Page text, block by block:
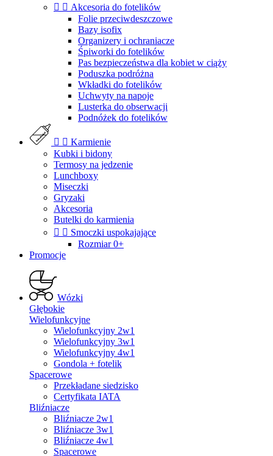
  Akcesoria do fotelików
Folie przeciwdeszczowe
Bazy isofix
Organizery i ochraniacze
Śpiworki do fotelików
Pas bezpieczeństwa dla kobiet w ciąży
Poduszka podróżna
Wkładki do fotelików
Uchwyty na napoje
Lusterka do obserwacji
Podnóżek do fotelików
  Karmienie
Kubki i bidony
Termosy na jedzenie
Lunchboxy
Miseczki
Gryzaki
Akcesoria
Butelki do karmienia
  Smoczki uspokajające
Rozmiar 0+
Promocje
Wózki
Głębokie
Wielofunkcyjne
Wielofunkcyjny 2w1
Wielofunkcyjny 3w1
Wielofunkcyjny 4w1
Gondola + fotelik
Spacerowe
Przekładane siedzisko
Certyfikata IATA
Bliźniacze
Bliźniacze 2w1
Bliźniacze 3w1
Bliźniacze 4w1
Spacerowe